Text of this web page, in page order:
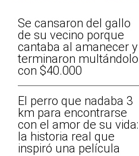
Se cansaron del gallo
de su vecino porque
cantaba al amanecer y
terminaron multándolo
con $40.000
El perro que nadaba 3
km para encontrarse
con el amor de su vida:
la historia real que
inspiró una película